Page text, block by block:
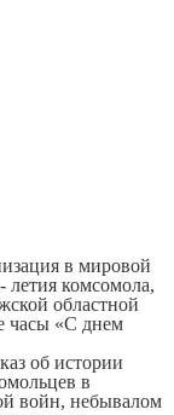
в мировой
летия комсомола,
областной
часы «С днем
об истории
в
войн, небывалом